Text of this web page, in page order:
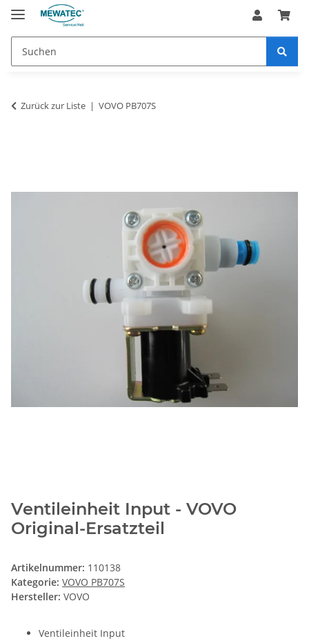
Zurück zur Liste VOVO PB707S
Ventileinheit Input - VOVO
Original-Ersatzteil
Artikelnummer: 110138
Kategorie: VOVO PB707S
Hersteller: VOVO
Ventileinheit Input